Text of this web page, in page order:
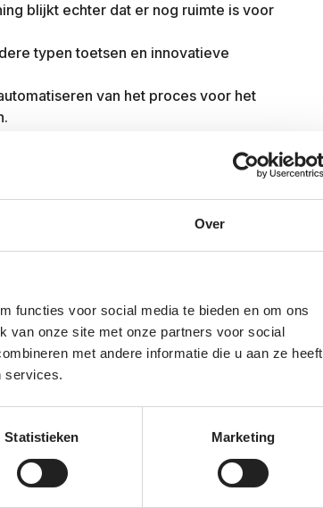
Over
functies voor social media te bieden en om ons
van onze site met onze partners voor social
met andere informatie die u aan ze heeft
services.
Statistieken Marketing
blijkt echter dat er nog ruimte is voor
typen toetsen en innovatieve
van het proces voor het
(concept)afspraken graag bij scholen en
of anderszins betrokken bij het
in het primair, voortgezet of